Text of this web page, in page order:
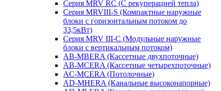
Серия MRV RC (С рекуперацией тепла)
Серия MRVIII-S (Компактные наружные
блоки с горизонтальным потоком до
33,5кВт)
Серия MRV III-C (Модульные наружные
блоки с вертикальным потоком)
AB-MBERA (Кассетные двухпоточные)
AB-MCERA (Кассетные четырехпоточные)
AС-MСERA (Потолочные)
AD-MHERA (Канальные высоконапорные)